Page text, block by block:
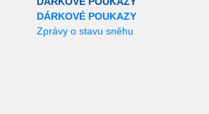
DÁRKOVÉ POUKAZY
Zprávy o stavu sněhu